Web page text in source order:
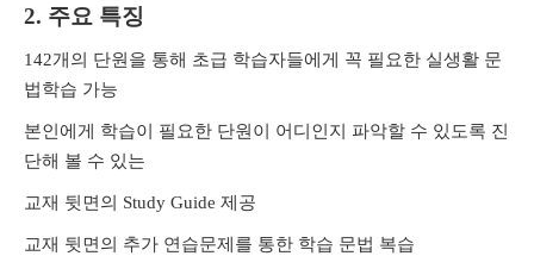
2. 주요 특징
142개의 단원을 통해 초급 학습자들에게 꼭 필요한 실생활 문
법학습 가능
본인에게 학습이 필요한 단원이 어디인지 파악할 수 있도록 진
단해 볼 수 있는
교재 뒷면의 Study Guide 제공
교재 뒷면의 추가 연습문제를 통한 학습 문법 복습